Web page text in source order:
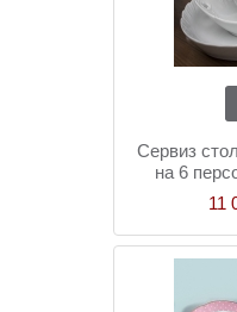
Сервиз
на 6
11